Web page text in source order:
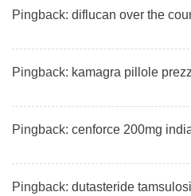
Pingback: diflucan over the
Pingback: kamagra pillole
Pingback: cenforce 200mg
Pingback: dutasteride